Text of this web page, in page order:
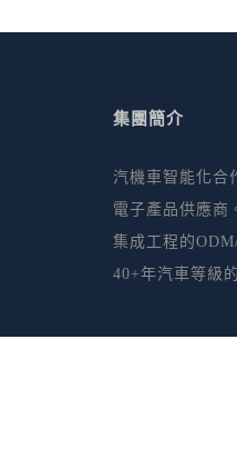
集團簡介
汽機車智能化合
電子產品供應商
集成工程的
40+年汽車等級